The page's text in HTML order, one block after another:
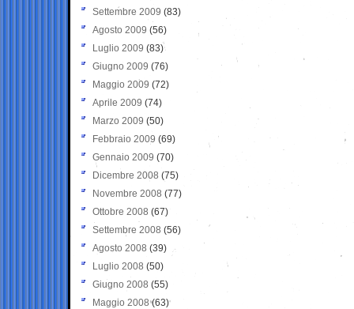
Settembre 2009 (83)
Agosto 2009 (56)
Luglio 2009 (83)
Giugno 2009 (76)
Maggio 2009 (72)
Aprile 2009 (74)
Marzo 2009 (50)
Febbraio 2009 (69)
Gennaio 2009 (70)
Dicembre 2008 (75)
Novembre 2008 (77)
Ottobre 2008 (67)
Settembre 2008 (56)
Agosto 2008 (39)
Luglio 2008 (50)
Giugno 2008 (55)
Maggio 2008(63)